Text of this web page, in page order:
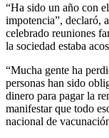
“Ha sido un año con
impotencia”, declaró,
celebrado reuniones
la sociedad estaba
“Mucha gente ha
personas han sido
dinero para pagar la
manifestar que todo
nacional de